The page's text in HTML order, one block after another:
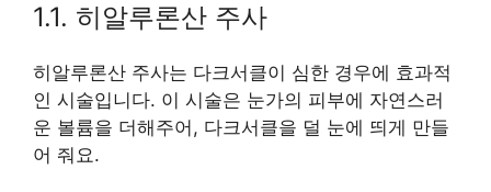
1.1. 히알루론산 주사
히알루론산 주사는 다크서클이 심한 경우에 효과적
인 시술입니다. 이 시술은 눈가의 피부에 자연스러
운 볼륨을 더해주어, 다크서클을 덜 눈에 띄게 만들
어 줘요.